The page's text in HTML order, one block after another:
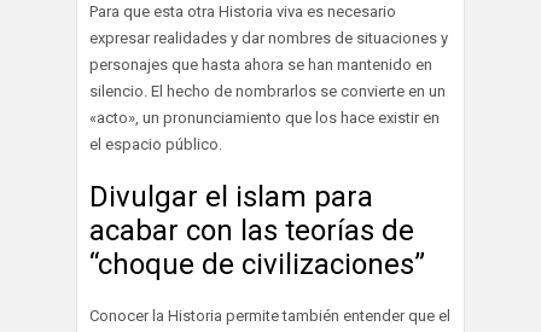
Para que esta otra Historia viva es necesario
expresar realidades y dar nombres de situaciones y
personajes que hasta ahora se han mantenido en
silencio. El hecho de nombrarlos se convierte en un
«acto», un pronunciamiento que los hace existir en
el espacio público.
Divulgar el islam para
acabar con las teorías de
“choque de civilizaciones”
Conocer la Historia permite también entender que el